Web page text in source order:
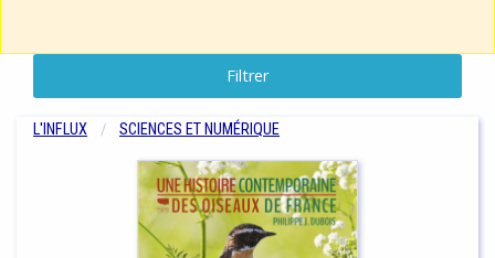
Filtrer
L'INFLUX SCIENCES ET NUMÉRIQUE